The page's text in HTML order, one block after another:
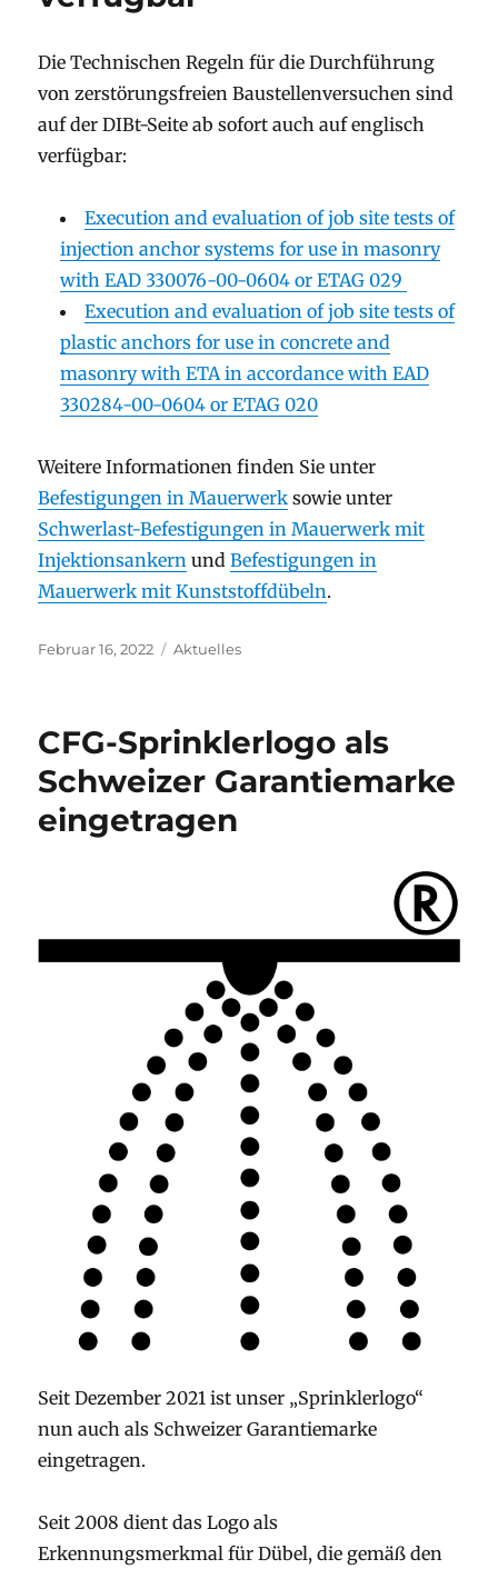
Die Technischen Regeln für die Durchführung
von zerstörungsfreien Baustellenversuchen sind
auf der DIBt-Seite ab sofort auch auf englisch
verfügbar:
Execution and evaluation of job site tests of
injection anchor systems for use in masonry
with EAD 330076-00-0604 or ETAG 029
Execution and evaluation of job site tests of
plastic anchors for use in concrete and
masonry with ETA in accordance with EAD
330284-00-0604 or ETAG 020
Weitere Informationen finden Sie unter
Befestigungen in Mauerwerk sowie unter
Schwerlast-Befestigungen in Mauerwerk mit
Injektionsankern undBefestigungen in
Mauerwerk mit Kunststoffdübeln.
Veröffentlicht
Februar 16, 2022 Kategorien
Aktuelles
CFG-Sprinklerlogo als
Schweizer Garantiemarke
eingetragen
Seit Dezember 2021 ist unser „Sprinklerlogo“
nun auch als Schweizer Garantiemarke
eingetragen.
Seit 2008 dient das Logo als
Erkennungsmerkmal für Dübel, die gemäß den